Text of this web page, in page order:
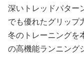
深いトレッドパター
でも優れたグリップ
冬のトレーニングを
の高機能ランニング